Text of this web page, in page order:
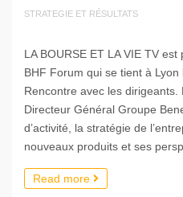
STRATEGIE ET RÉSULTATS
LA BOURSE ET LA VIE TV
BHF Forum qui se tient à
Rencontre avec les
Directeur Général Groupe
d’activité, la stratégie de
nouveaux produits et ses
Read more